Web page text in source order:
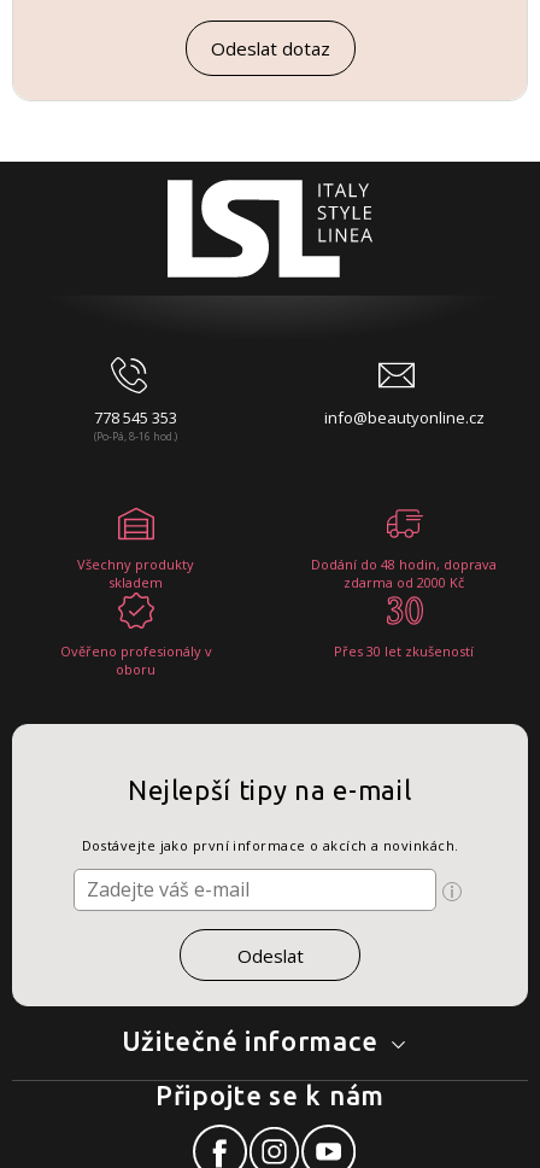
778 545 353
(Po-Pá, 8-16 hod.)
info@beautyonline.cz
Všechny produkty
skladem
Dodání do 48 hodin, doprava
zdarma od 2000 Kč
Ověřeno profesionály v
oboru
Přes 30 let zkušeností
Užitečné informace
Nejlepší tipy na e-mail
Dostávejte jako první informace o akcích a novinkách.
Připojte se k nám